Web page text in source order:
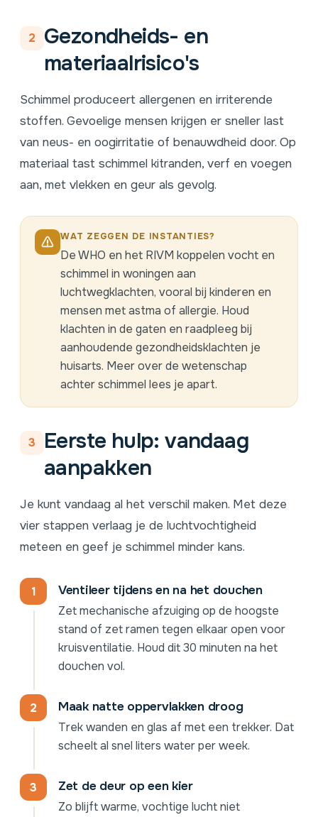
2
Gezondheids- en
materiaalrisico's
Schimmel produceert allergenen en irriterende
stoffen. Gevoelige mensen krijgen er sneller last
van neus- en oogirritatie of benauwdheid door. Op
materiaal tast schimmel kitranden, verf en voegen
aan, met vlekken en geur als gevolg.
WAT ZEGGEN DE INSTANTIES?
De WHO en het RIVM koppelen vocht en
schimmel in woningen aan
luchtwegklachten, vooral bij kinderen en
mensen met astma of allergie. Houd
klachten in de gaten en raadpleeg bij
aanhoudende gezondheidsklachten je
huisarts. Meer over de wetenschap
achter schimmel lees je apart.
3
Eerste hulp: vandaag
aanpakken
Je kunt vandaag al het verschil maken. Met deze
vier stappen verlaag je de luchtvochtigheid
meteen en geef je schimmel minder kans.
Ventileer tijdens en na het douchen
Zet mechanische afzuiging op de hoogste
stand of zet ramen tegen elkaar open voor
kruisventilatie. Houd dit 30 minuten na het
douchen vol.
Maak natte oppervlakken droog
Trek wanden en glas af met een trekker. Dat
scheelt al snel liters water per week.
Zet de deur op een kier
Zo blijft warme, vochtige lucht niet